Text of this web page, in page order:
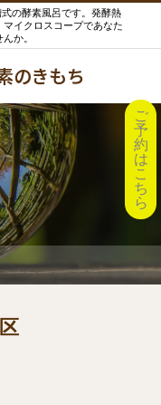
の酵素風呂です。発酵熱
イクロスコープであなた
か。
のきもち
ご
予
約
は
こ
ち
ら